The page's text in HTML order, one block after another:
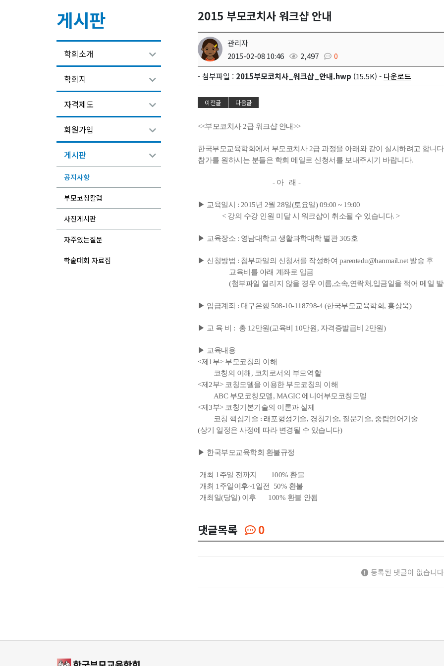
게시판
학회소개
학회지
자격제도
회원가입
게시판
공지사항
부모코칭칼럼
사진게시판
자주있는질문
학술대회 자료집
2015 부모코치사 워크샵 안내
관리자
2015-02-08 10:46
2,497
0
- 첨부파일 : 2015부모코치사_워크샵_안내.hwp (15.5K) - 다운로드
이전글 다음글
<<부모코치사 2급 워크샵 안내>>
한국부모교육학회에서 부모코치사 2급 과정을 아래와 같이 실시하려고 합니
참가를 원하시는 분들은 학회 메일로 신청서를 보내주시기 바랍니다.
- 아 래 -
▶ 교육일시 : 2015년 2월 28일(토요일) 09:00 ~ 19:00
< 강의 수강 인원 미달 시 워크샵이 취소될 수 있습니다. >
▶ 교육장소 : 영남대학교 생활과학대학 별관 305호
▶ 신청방법 : 첨부파일의 신청서를 작성하여 parentedu@hanmail.net발송 후
교육비를 아래 계좌로 입금
(첨부파일 열리지 않을 경우 이름,소속,연락처,입금일을 적어 메일 발
▶ 입급계좌 : 대구은행 508-10-118798-4 (한국부모교육학회, 홍상욱)
▶ 교 육 비 : 총 12만원(교육비 10만원, 자격증발급비 2만원)
▶ 교육내용
<제1부> 부모코칭의 이해
코칭의 이해, 코치로서의 부모역할
<제2부> 코칭모델을 이용한 부모코칭의 이해
ABC 부모코칭모델, MAGIC 에니어부모코칭모델
<제3부> 코칭기본기술의 이론과 실제
코칭 핵심기술 : 래포형성기술, 경청기술, 질문기술, 중립언어기술
(상기 일정은 사정에 따라 변경될 수 있습니다)
▶ 한국부모교육학회 환불규정
개최 1주일 전까지 100% 환불
개최 1주일이후~1일전 50% 환불
개최일(당일) 이후 100% 환불 안됨
댓글목록 0
등록된 댓글이 없습니